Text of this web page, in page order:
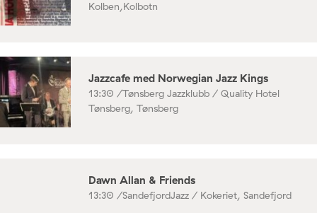
Kolben,Kolbotn
Jazzcafe med Norwegian Jazz Kings
13:30 /Tønsberg Jazzklubb / Quality Hotel
Tønsberg, Tønsberg
Dawn Allan & Friends
13:30 /SandefjordJazz / Kokeriet, Sandefjord